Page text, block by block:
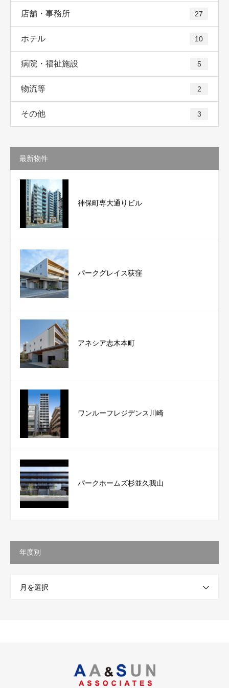
店舗・事務所 27
ホテル 10
病院・福祉施設 5
物流等 2
その他 3
最新物件
神保町専大通りビル
パークグレイス荻窪
アネシア志木本町
ワンルーフレジデンス川崎
パークホームズ杉並久我山
年度別
月を選択